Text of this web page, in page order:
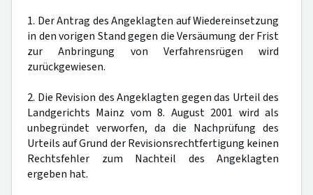
1. Der Antrag des Angeklagten auf Wiedereinsetzung
in den vorigen Stand gegen die Versäumung der Frist
zur Anbringung von Verfahrensrügen wird
zurückgewiesen.
2. Die Revision des Angeklagten gegen das Urteil des
Landgerichts Mainz vom 8. August 2001 wird als
unbegründet verworfen, da die Nachprüfung des
Urteils auf Grund der Revisionsrechtfertigung keinen
Rechtsfehler zum Nachteil des Angeklagten
ergeben hat.